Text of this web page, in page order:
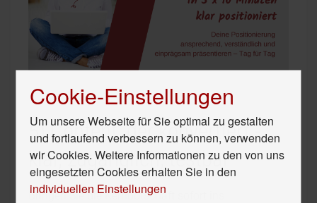
5) Content, der konvertiert -
klar, zugänglich, testbar
Bringen Sie die Kernbotschaft sofort ins
Cookie-Einstellungen
Um unsere Webseite für Sie optimal zu gestalten
und fortlaufend verbessern zu können, verwenden
wir Cookies. Weitere Informationen zu den von uns
eingesetzten Cookies erhalten Sie in den
individuellen Einstellungen